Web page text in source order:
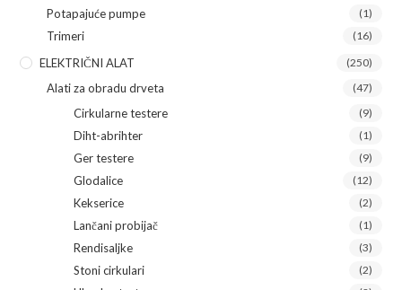
Potapajuće pumpe (1)
Trimeri (16)
ELEKTRIČNI ALAT (250)
Alati za obradu drveta (47)
Cirkularne testere (9)
Diht-abrihter (1)
Ger testere (9)
Glodalice (12)
Kekserice (2)
Lančani probijač (1)
Rendisaljke (3)
Stoni cirkulari (2)